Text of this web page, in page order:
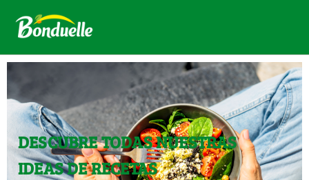
DESCUBRE TODAS NUESTRAS
IDEAS DE RECETAS